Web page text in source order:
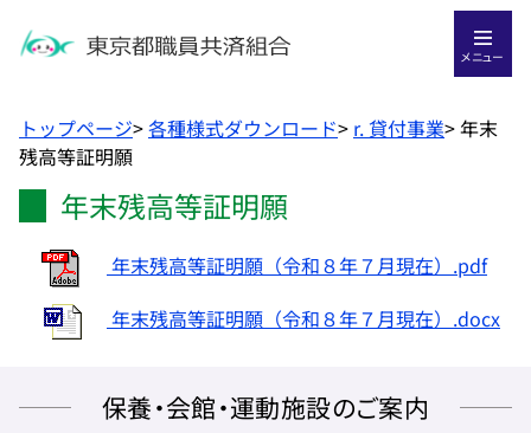
メニュー
トップページ>各種様式ダウンロード> r. 貸付事業>年末
残高等証明願
年末残高等証明願
年末残高等証明願（令和８年７月現在）.pdf
年末残高等証明願（令和８年７月現在）.docx
保養・会館・運動施設のご案内